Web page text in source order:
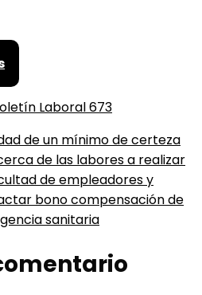
Laboral 673
de un mínimo de certeza
de las labores a realizar
de empleadores y
bono compensación de
sanitaria